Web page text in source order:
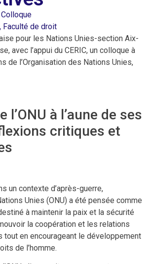
Colloque
Faculté de droit
pour les Nations Unies-section Aix-
avec l’appui du CERIC, un colloque à
de l’Organisation des Nations Unies,
l’ONU à l’aune de ses
critiques et
un contexte d’après-guerre,
Unies (ONU) a été pensée comme
à maintenir la paix et la sécurité
la coopération et les relations
tout en encourageant le développement
de l’homme.